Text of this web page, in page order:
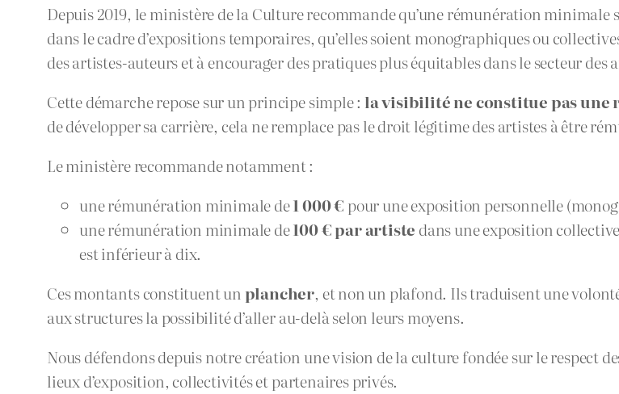
Depuis 2019, le ministère de la Culture recommande qu’une rémunération
dans le cadre d’expositions temporaires, qu’elles soient monographiques ou
des artistes-auteurs et à encourager des pratiques plus équitables dans le secteur des
Cette démarche repose sur un principe simple : la visibilité ne constitue pas une
de développer sa carrière, cela ne remplace pas le droit légitime des artistes à être
Le ministère recommande notamment :
une rémunération minimale de1 000 €pour une exposition personnelle
une rémunération minimale de100 € par artiste dans une exposition
est inférieur à dix.
Ces montants constituent un plancher, et non un plafond. Ils traduisent une
aux structures la possibilité d’aller au-delà selon leurs moyens.
Nous défendons depuis notre création une vision de la culture fondée sur le respect
lieux d’exposition, collectivités et partenaires privés.